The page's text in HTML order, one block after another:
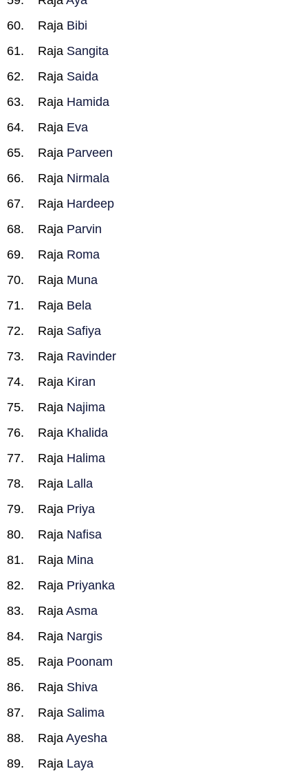
Raja Bibi
Raja Sangita
Raja Saida
Raja Hamida
Raja Eva
Raja Parveen
Raja Nirmala
Raja Hardeep
Raja Parvin
Raja Roma
Raja Muna
Raja Bela
Raja Safiya
Raja Ravinder
Raja Kiran
Raja Najima
Raja Khalida
Raja Halima
Raja Lalla
Raja Priya
Raja Nafisa
Raja Mina
Raja Priyanka
Raja Asma
Raja Nargis
Raja Poonam
Raja Shiva
Raja Salima
Raja Ayesha
Raja Laya